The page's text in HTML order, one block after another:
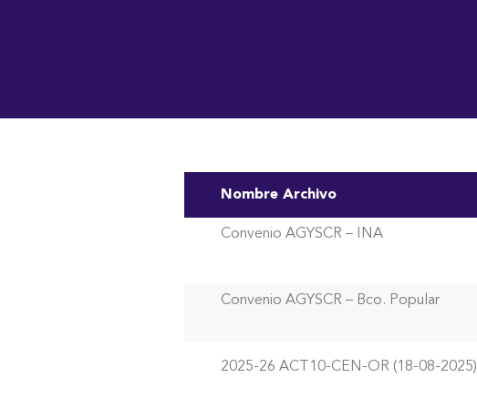
Nombre Archivo
Convenio AGYSCR – INA
Convenio AGYSCR – Bco. Popular
2025-26 ACT10-CEN-OR (18-08-2025)